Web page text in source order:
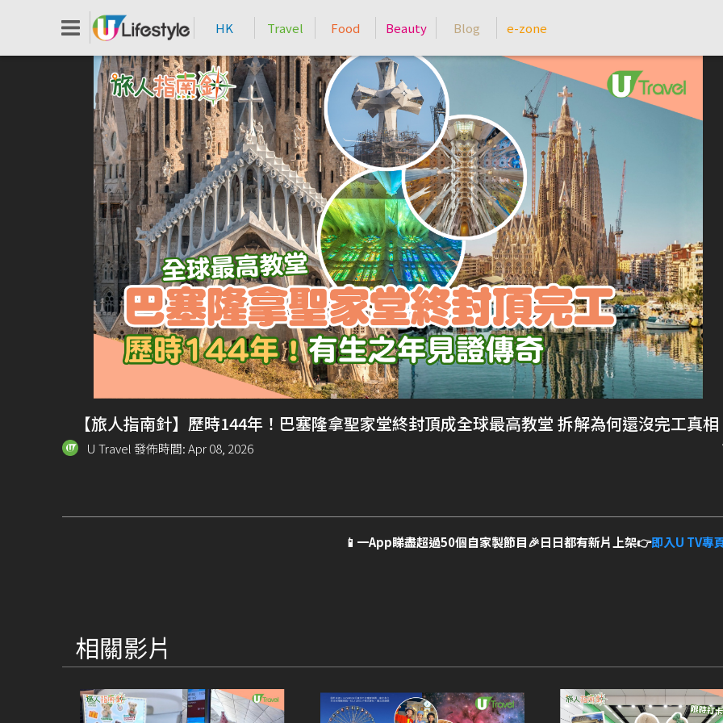
HK Travel Food Beauty Blog e-zone
【旅人指南針】歷時144年！巴塞隆拿聖家堂終封頂成全球最高教堂 拆解為何還沒完工真相
U Travel 發佈時間: Apr 08, 2026
📱一App睇盡超過50個自家製節目🎉日日都有新片上架👉即入U TV專
相關影片